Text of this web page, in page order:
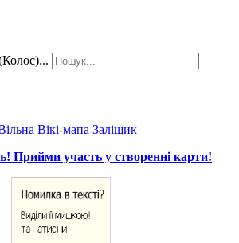
Прийми участь у створенні карти!